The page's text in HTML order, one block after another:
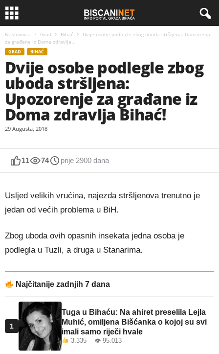
Naslovnica Grad Bihać
Dvije osobe podlegle zbog uboda stršljena: Upozorenje
za građane iz Doma zdravlja...
GRAD BIHAĆ
Dvije osobe podlegle zbog
uboda stršljena:
Upozorenje za građane iz
Doma zdravlja Bihać!
29 Augusta, 2018
11 74 prije 2900 dana
Usljed velikih vrućina, najezda stršljenova trenutno je
jedan od većih problema u BiH.
Zbog uboda ovih opasnih insekata jedna osoba je
podlegla u Tuzli, a druga u Stanarima.
Najčitanije zadnjih 7 dana
1
Tuga u Bihaću: Na ahiret preselila Lejla
Muhić, omiljena Bišćanka o kojoj su svi
imali samo riječi hvale
3.335 👁 95.013